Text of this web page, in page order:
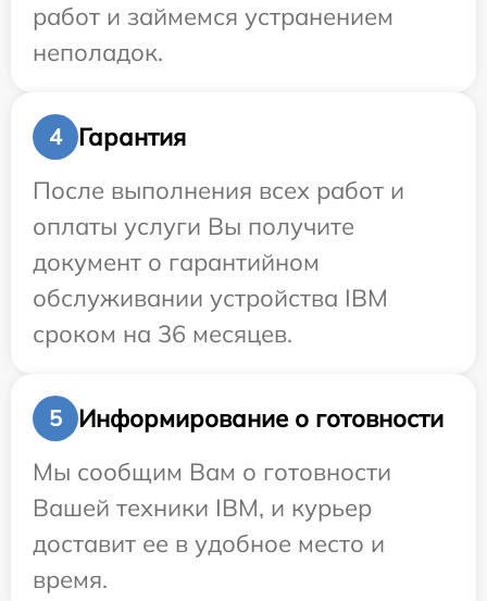
работ и займемся устранением
неполадок.
4
Гарантия
После выполнения всех работ и
оплаты услуги Вы получите
документ о гарантийном
обслуживании устройства IBM
сроком на 36 месяцев.
5
Информирование о готовности
Мы сообщим Вам о готовности
Вашей техники IBM, и курьер
доставит ее в удобное место и
время.